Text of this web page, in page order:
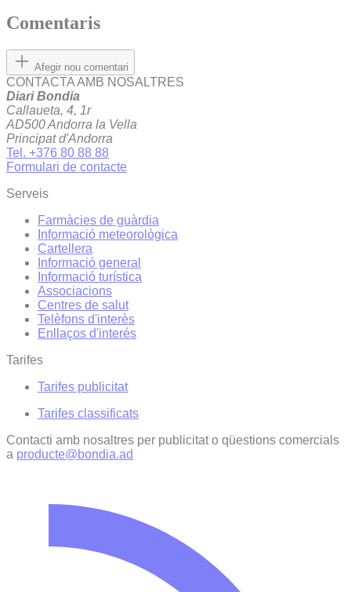
Comentaris
Afegir nou comentari
CONTACTA AMB NOSALTRES
Diari Bondia
Callaueta, 4, 1r
AD500 Andorra la Vella
Principat d'Andorra
Tel. +376 80 88 88
Formulari de contacte
Serveis
Farmàcies de guàrdia
Informació meteorològica
Cartellera
Informació general
Informació turística
Associacions
Centres de salut
Telèfons d'interès
Enllaços d'interés
Tarifes
Tarifes publicitat
Tarifes classificats
Contacti amb nosaltres per publicitat o qüestions comercials
a producte@bondia.ad